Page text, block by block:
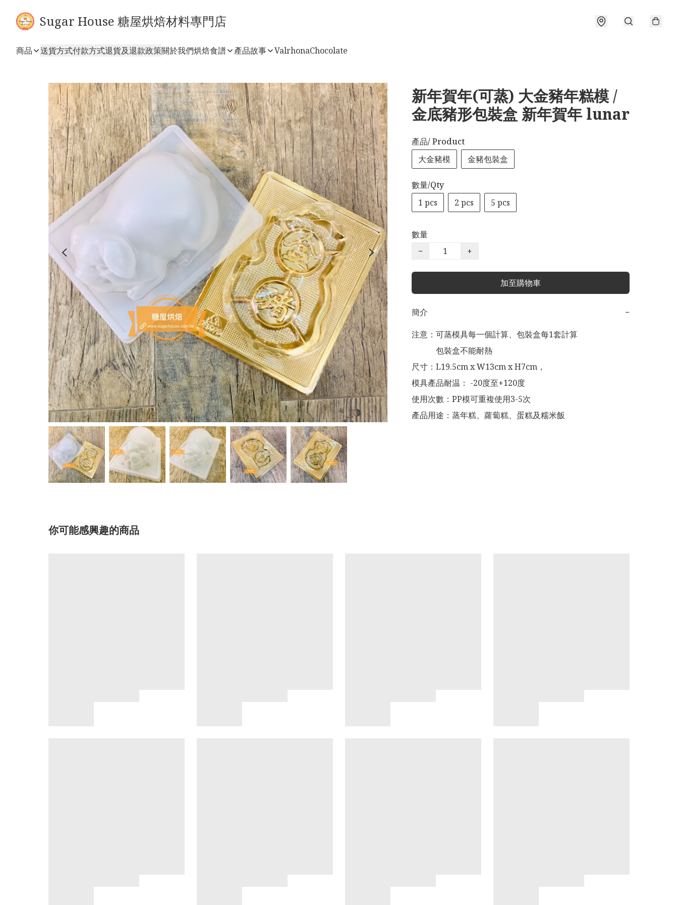
Sugar House 糖屋烘焙材料專門店
商品 送貨方式付款方式退貨及退款政策關於我們烘焙食譜 產品故事 ValrhonaChocolate
新年賀年(可蒸) 大金豬年糕模 /
金底豬形包裝盒 新年賀年 lunar
產品/ Product
大金豬模
金豬包裝盒
數量/Qty
1 pcs
2 pcs 5 pcs
數量
−
+
加至購物車
簡介
−
注意：可蒸模具每一個計算、包裝盒每1套計算
尺寸：L19.5cm x W13cm x H7cm，
模具產品耐温： -20度至+120度
使用次數：PP模可重複使用3-5次
產品用途：蒸年糕、蘿蔔糕、蛋糕及糯米飯
你可能感興趣的商品